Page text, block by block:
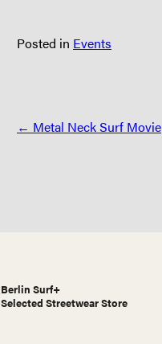
Posted in Events
Posts
← Metal Neck Surf Movie
Berlin Surf+
Selected Streetwear Store